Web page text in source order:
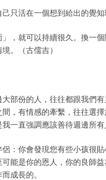
只活在一個想到給出的覺知
，就可以持續很久。換一
。（古儒吉）
部份的人，往往都跟我們
，有情感的牽繫，往往選
一直強調應該善待週邊所
侶：你會發現您有些小孩很
能是你的恩人，你的良師
成長的。